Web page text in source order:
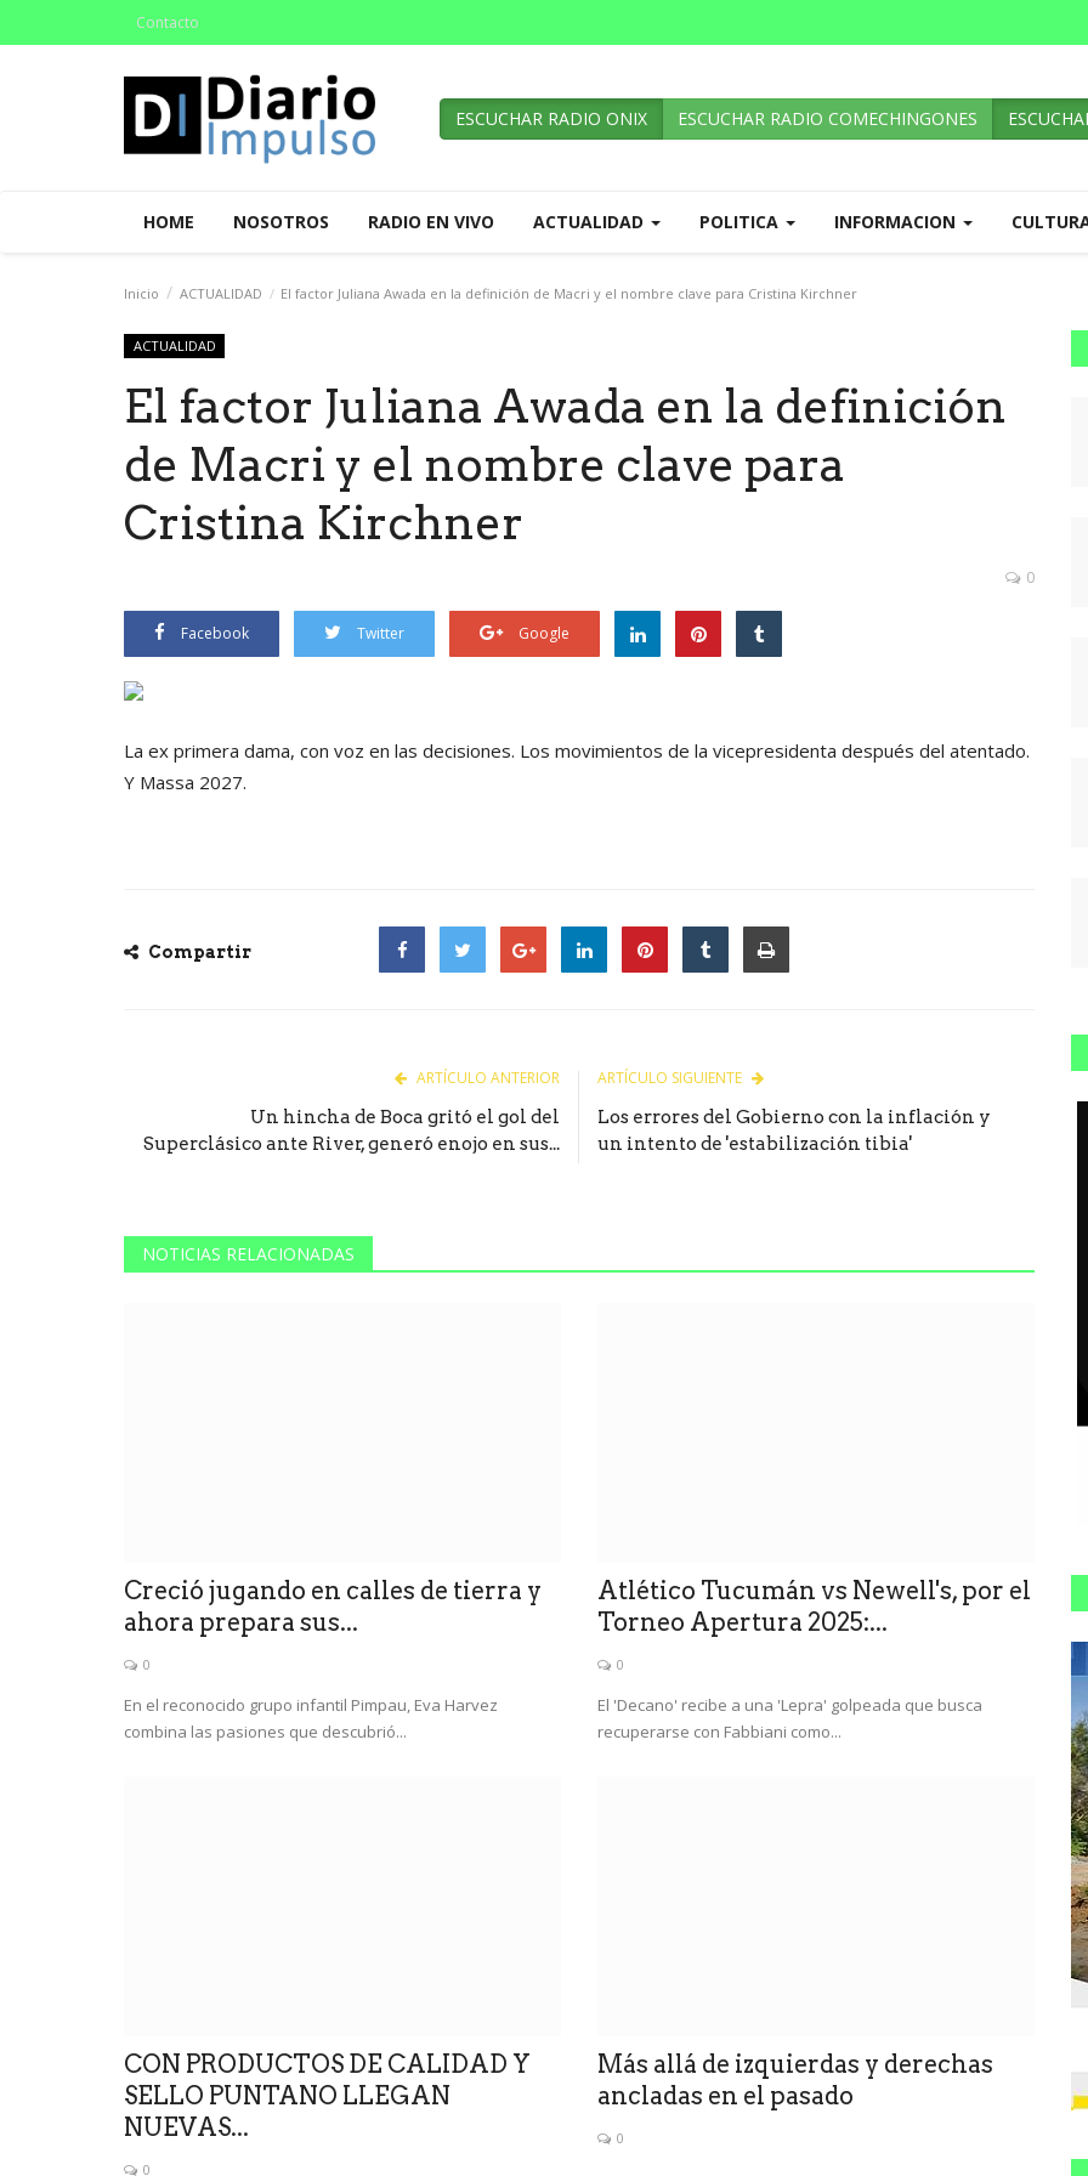
Contacto
ESCUCHAR RADIO ONIX ESCUCHAR RADIO COMECHINGONES
HOME NOSOTROS RADIO EN VIVO ACTUALIDAD POLITICA INFORMACION
Inicio ACTUALIDAD El factor Juliana Awada en la definición de Macri y el nombre clave para Cristina Kirchner
ACTUALIDAD
El factor Juliana Awada en la definición
de Macri y el nombre clave para
Cristina Kirchner
0
Facebook Twitter Google
La ex primera dama, con voz en las decisiones. Los movimientos de la vicepresidenta después del atentado.
Y Massa 2027.
Compartir
ARTÍCULO ANTERIOR
Un hincha de Boca gritó el gol del
Superclásico ante River, generó enojo en sus...
ARTÍCULO SIGUIENTE
Los errores del Gobierno con la inflación y
un intento de 'estabilización tibia'
NOTICIAS RELACIONADAS
Creció jugando en calles de tierra y
ahora prepara sus...
0
En el reconocido grupo infantil Pimpau, Eva Harvez
combina las pasiones que descubrió...
Atlético Tucumán vs Newell's, por el
Torneo Apertura 2025:...
0
El 'Decano' recibe a una 'Lepra' golpeada que busca
recuperarse con Fabbiani como...
CON PRODUCTOS DE CALIDAD Y
SELLO PUNTANO LLEGAN
NUEVAS...
0
Más allá de izquierdas y derechas
ancladas en el pasado
0